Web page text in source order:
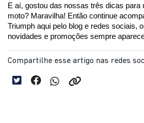
E aí, gostou das nossas três dicas para
moto? Maravilha! Então continue
Triumph aqui pelo blog e redes sociais,
novidades e promoções sempre
Compartilhe esse artigo nas redes